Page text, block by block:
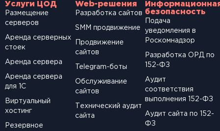
Услуги ЦОД
Размещение
серверов
Аренда серверных
стоек
Аренда сервера
Аренда сервера
для 1С
Виртуальный
хостинг
Резервное
Web-решения
Разработка сайтов
SМM продвижение
Продвижение
сайтов
Telegram-боты
Обслуживание
сайтов
Технический аудит
сайта
безопасность
Подача
уведомления в
Роскомнадзор
Разработка ОРД по
152-ФЗ
Аудит
соответствия
выполнения 152-ФЗ
Аудит сайта по 152-
ФЗ